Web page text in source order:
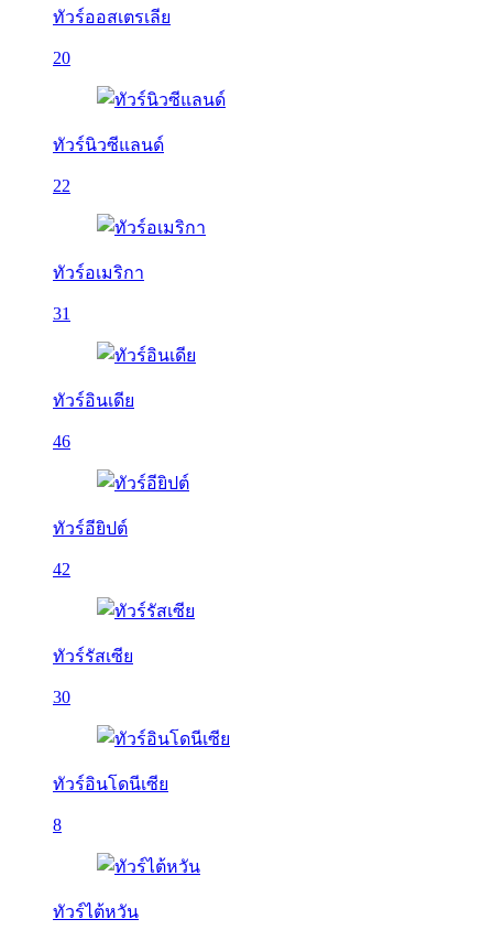
ทัวร์ออสเตรเลีย
20
ทัวร์นิวซีแลนด์
22
ทัวร์อเมริกา
31
ทัวร์อินเดีย
46
ทัวร์อียิปต์
42
ทัวร์รัสเซีย
30
ทัวร์อินโดนีเซีย
8
ทัวร์ไต้หวัน